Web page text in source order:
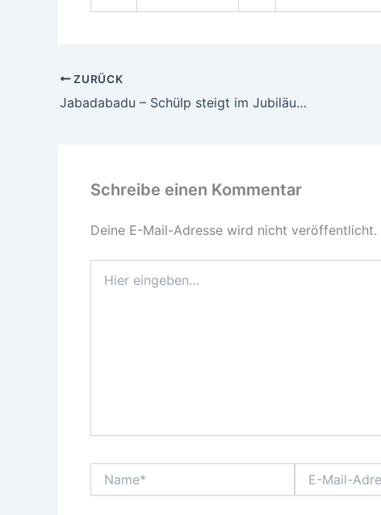
ZURÜCK
Jabadabadu – Schülp steigt im Jubiläumsjahr erstmal in die 1. Liga Halle auf!
Schreibe einen Kommentar
Deine E-Mail-Adresse wird nicht veröffentlicht.
eingeben…
Mail-